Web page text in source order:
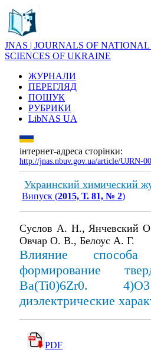
JNAS | JOURNALS OF
SCIENCES OF UKRAINE
ЖУРНАЛИ
ПЕРЕГЛЯД
ПОШУК
РУБРИКИ
LibNAS UA
інтернет-адреса сторінки:
http://jnas.nbuv.gov.ua/article/UJRN-
Украинский химический
Випуск (2015, Т. 81, № 2)
Суслов А. Н., Янчевский
Овчар О. В., Белоуc А. Г.
Влияние
формирование
Ba(Ti0)6Zr0.
диэлектрические
PDF